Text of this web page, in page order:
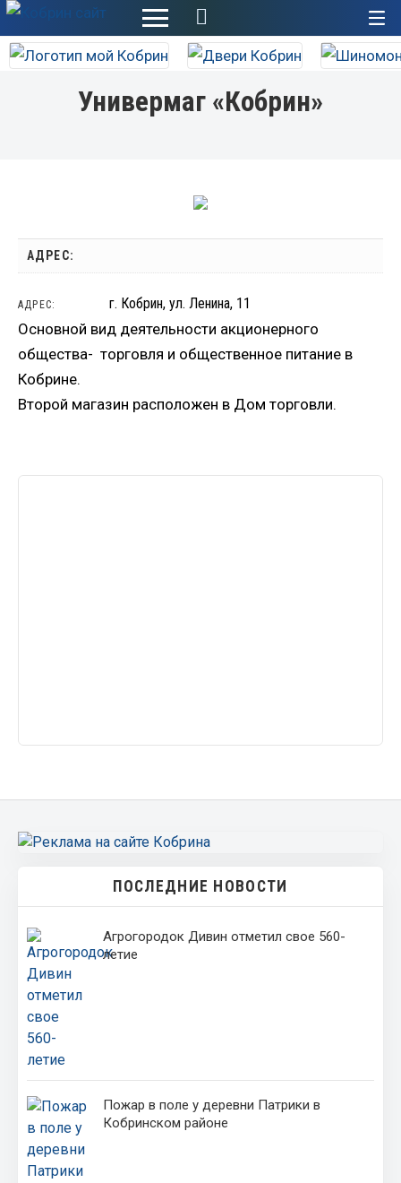
Универмаг «Кобрин»
АДРЕС:
АДРЕС: г. Кобрин, ул. Ленина, 11
Основной вид деятельности акционерного
общества- торговля и общественное питание в
Кобрине.
Второй магазин расположен в Дом торговли.
ПОСЛЕДНИЕ НОВОСТИ
Агрогородок Дивин отметил свое 560-
летие
Пожар в поле у деревни Патрики в
Кобринском районе